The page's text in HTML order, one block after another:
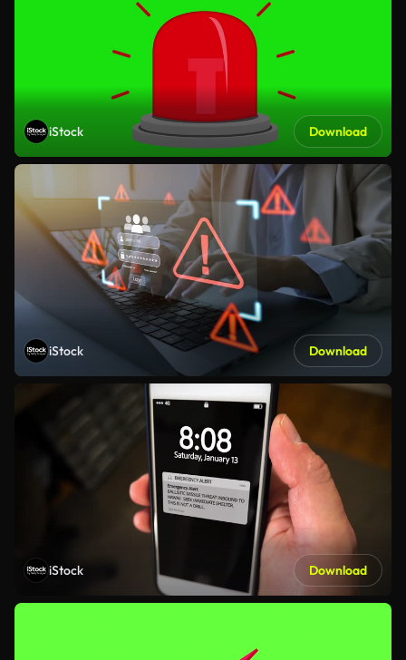
iStock Download
iStock Download
iStock Download